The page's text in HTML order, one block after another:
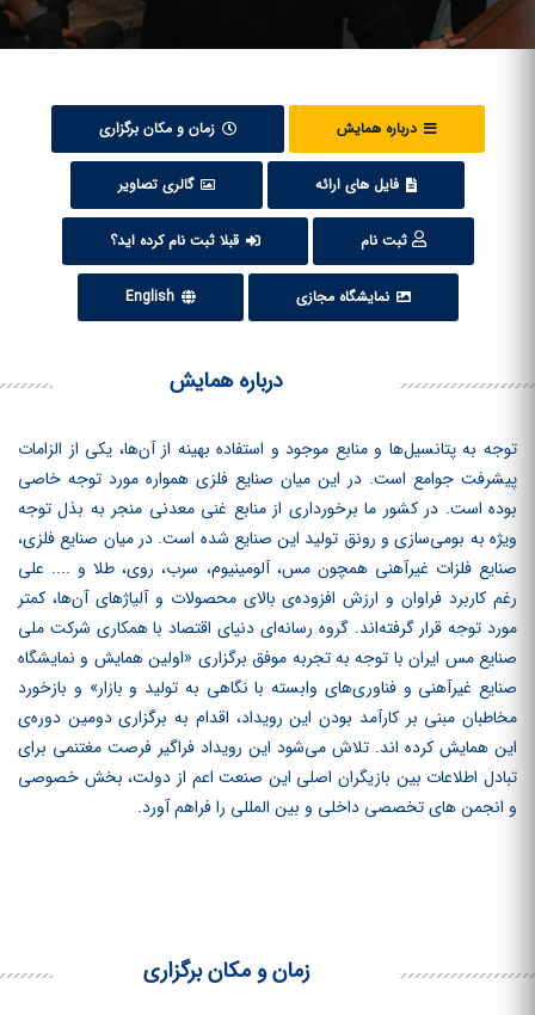
درباره همایش زمان و مکان برگزاری
فایل های ارائه گالری تصاویر
ثبت نام قبلا ثبت نام کرده اید؟
نمایشگاه مجازی English
درباره همایش
توجه به پتانسیل‌ها و منابع موجود و استفاده بهینه از آن‌ها، یکی از الزامات
پیشرفت جوامع است. در این میان صنایع فلزی همواره مورد توجه خاصی
بوده است. در کشور ما برخورداری از منابع غنی معدنی منجر به بذل توجه
ویژه به بومی‌سازی و رونق تولید این صنایع شده است. در میان صنایع فلزی،
صنایع فلزات غیرآهنی همچون مس، آلومینیوم، سرب، روی، طلا و .... علی
رغم کاربرد فراوان و ارزش افزوده‌ی بالای محصولات و آلیاژهای آن‌ها، کمتر
مورد توجه قرار گرفته‌اند. گروه رسانه‌ای دنیای اقتصاد با همکاری شرکت ملی
صنایع مس ایران با توجه به تجربه موفق برگزاری «اولین همایش و نمایشگاه
صنایع غیرآهنی و فناوری‌های وابسته با نگاهی به تولید و بازار» و بازخورد
مخاطبان مبنی بر کارآمد بودن این رویداد، اقدام به برگزاری دومین دوره‌ی
این همایش کرده ‏اند. تلاش می‌شود این رویداد فراگیر فرصت مغتنمی برای
تبادل اطلاعات بین بازیگران اصلی این صنعت اعم از دولت، بخش خصوصی
و انجمن‏ های تخصصی داخلی و بین‏ المللی را فراهم آورد.
زمان و مکان برگزاری